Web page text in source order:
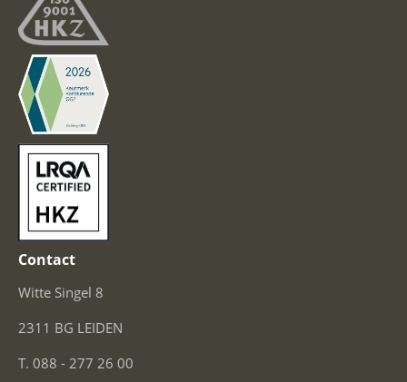
Contact
Witte Singel 8
2311 BG LEIDEN
T. 088 - 277 26 00